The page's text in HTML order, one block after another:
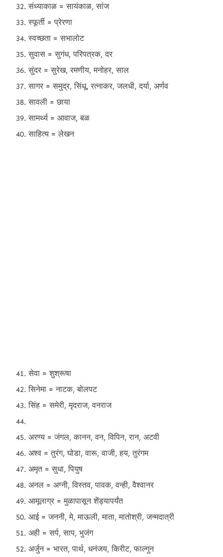
संध्याकाळ = सायंकाळ, सांज
स्फूर्ती = प्रेरणा
स्वच्छता = सभालोट
सुवास = सुगंध, परिपत्रक, दर
सुंदर = सुरेख, रमणीय, मनोहर, साल
सागर = समुद्र, सिंधू, रत्नाकर, जलधी, दर्या, अर्णव
सावली = छाया
सामर्थ्य = आवाज, बळ
साहित्य = लेखन
सेवा = शुश्रूषा
सिनेमा = नाटक, बोलपट
सिंह = समेरी, मृदराज, वनराज
अरण्य = जंगल, कानन, वन, विपिन, रान, अटवी
अश्व = तुरंग, घोडा, वारू, वाजी, हय, तुरंगम
अमृत = सुधा, पियुष
अनल = अग्नी, विस्तव, पावक, वन्ही, वैश्वानर
आमूलाग्र = मुळापासून शेंड्यापर्यंत
आई = जननी, मे, माऊली, माता, मातोश्री, जन्मदात्री
अही = सर्प, साप, भुजंग
अर्जुन = भारत, पार्थ, धनंजय, किरीट, फाल्गुन